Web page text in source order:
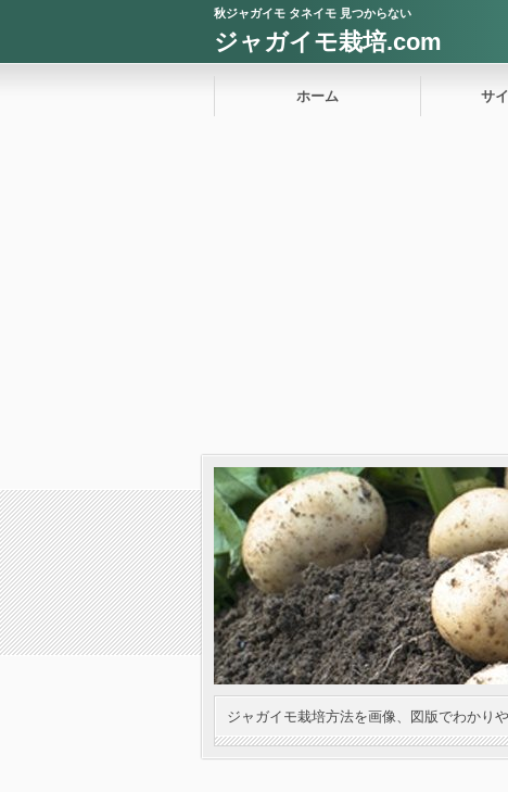
秋ジャガイモ タネイモ 見つからない
ジャガイモ栽培.com
ホーム サ
ジャガイモ栽培方法を画像、図版でわかり